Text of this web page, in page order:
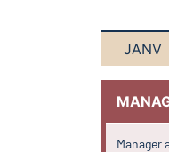
JANV
Manager